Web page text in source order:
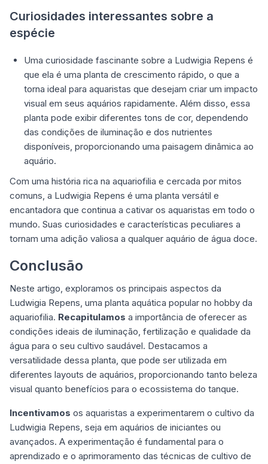
Curiosidades interessantes sobre a
espécie
Uma curiosidade fascinante sobre a Ludwigia Repens é
que ela é uma planta de crescimento rápido, o que a
torna ideal para aquaristas que desejam criar um impacto
visual em seus aquários rapidamente. Além disso, essa
planta pode exibir diferentes tons de cor, dependendo
das condições de iluminação e dos nutrientes
disponíveis, proporcionando uma paisagem dinâmica ao
aquário.
Com uma história rica na aquariofilia e cercada por mitos
comuns, a Ludwigia Repens é uma planta versátil e
encantadora que continua a cativar os aquaristas em todo o
mundo. Suas curiosidades e características peculiares a
tornam uma adição valiosa a qualquer aquário de água doce.
Conclusão
Neste artigo, exploramos os principais aspectos da
Ludwigia Repens, uma planta aquática popular no hobby da
aquariofilia. Recapitulamos a importância de oferecer as
condições ideais de iluminação, fertilização e qualidade da
água para o seu cultivo saudável. Destacamos a
versatilidade dessa planta, que pode ser utilizada em
diferentes layouts de aquários, proporcionando tanto beleza
visual quanto benefícios para o ecossistema do tanque.
Incentivamos os aquaristas a experimentarem o cultivo da
Ludwigia Repens, seja em aquários de iniciantes ou
avançados. A experimentação é fundamental para o
aprendizado e o aprimoramento das técnicas de cultivo de